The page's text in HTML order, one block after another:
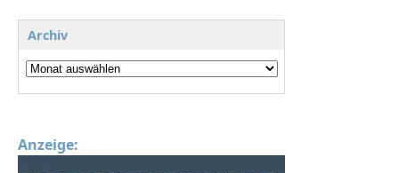
Archiv
Anzeige: